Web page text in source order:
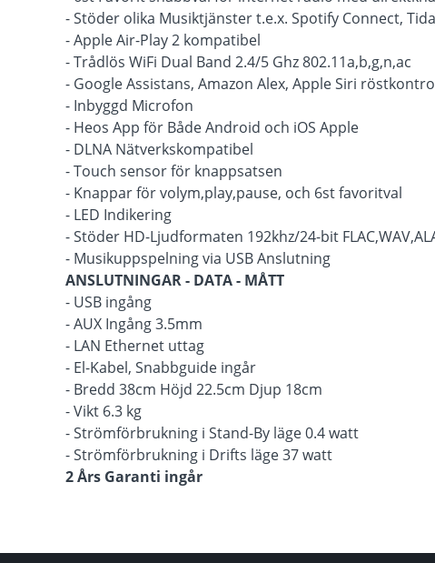
- Stöder olika Musiktjänster t.e.x. Spotify Connect,
- Apple Air-Play 2 kompatibel
- Trådlös WiFi Dual Band 2.4/5 Ghz 802.11a,b,g,n,ac
- Google Assistans, Amazon Alex, Apple Siri
- Inbyggd Microfon
- Heos App för Både Android och iOS Apple
- DLNA Nätverkskompatibel
- Touch sensor för knappsatsen
- Knappar för volym,play,pause, och 6st favoritval
- LED Indikering
- Stöder HD-Ljudformaten 192khz/24-bit
- Musikuppspelning via USB Anslutning
ANSLUTNINGAR - DATA - MÅTT
- USB ingång
- AUX Ingång 3.5mm
- LAN Ethernet uttag
- El-Kabel, Snabbguide ingår
- Bredd 38cm Höjd 22.5cm Djup 18cm
- Vikt 6.3 kg
- Strömförbrukning i Stand-By läge 0.4 watt
- Strömförbrukning i Drifts läge 37 watt
2 Års Garanti ingår